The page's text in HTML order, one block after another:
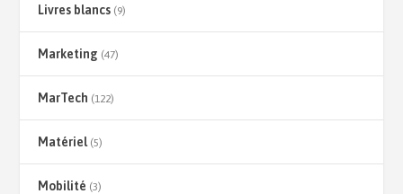
Livres blancs (9)
Marketing (47)
MarTech (122)
Matériel(5)
Mobilité (3)